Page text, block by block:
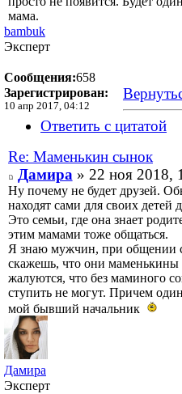
мама.
bambuk
Эксперт
Сообщения:658
Зарегистрирован:
10 апр 2017, 04:12
Ответить с цитатой
Re: Маменькин сынок
Дамира » 22 ноя 2018,
Ну почему не будет друзей.
находят сами для своих детей
Это семьи, где она знает
этим мамами тоже общаться.
Я знаю мужчин, при общении
скажешь, что они
жалуются, что без маминого
ступить не могут. Причем
мой бывший начальник
Дамира
Эксперт